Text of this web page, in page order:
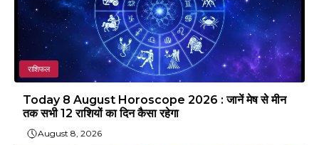
राशिफल
Today 8 August Horoscope 2026 : जानें मेष से मीन
तक सभी 12 राशियों का दिन कैसा रहेगा
August 8, 2026